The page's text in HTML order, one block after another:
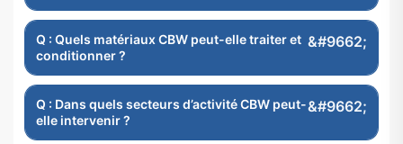
Q : Quels matériaux CBW peut-elle traiter et
conditionner ?
Q : Dans quels secteurs d’activité CBW peut-
elle intervenir ?